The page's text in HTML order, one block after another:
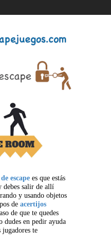
escape es que estás
debes salir de allí
y usando objetos
de acertijos
de que te quedes
dudes en pedir ayuda
jugadores te